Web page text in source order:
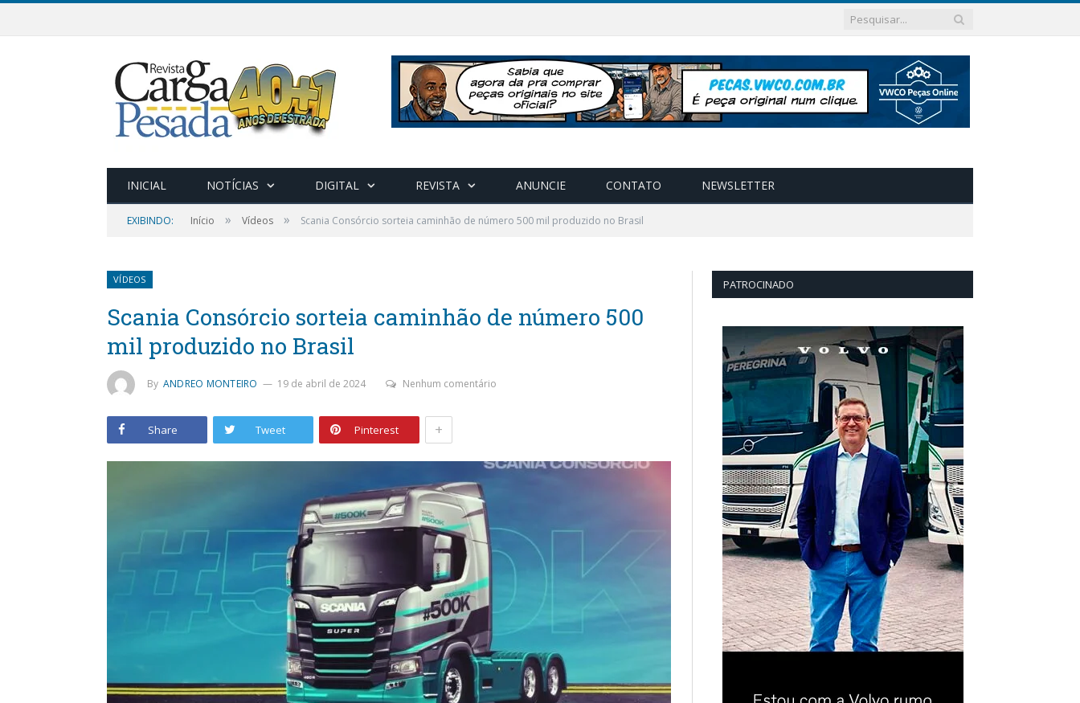
INICIAL NOTÍCIAS DIGITAL REVISTA ANUNCIE CONTATO NEWSLETTER
EXIBINDO: Início » Vídeos » Scania Consórcio sorteia caminhão de número 500 mil produzido no Brasil
VÍDEOS
Scania Consórcio sorteia caminhão de número 500
mil produzido no Brasil
By ANDREO MONTEIRO 19 de abril de 2024 Nenhum comentário
Share Tweet Pinterest +
PATROCINADO